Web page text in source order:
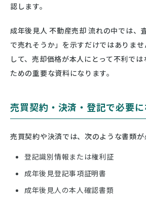
認します。
成年後見人 不動産売却 流れの中では、
で売れそうか」を示すだけではありま
して、売却価格が本人にとって不利で
ための重要な資料になります。
売買契約・決済・登記で必要
売買契約や決済では、次のような書類が
登記識別情報または権利証
成年後見登記事項証明書
成年後見人の本人確認書類